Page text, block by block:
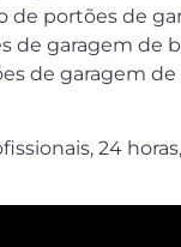
portões de
garagem de
de garagem
24